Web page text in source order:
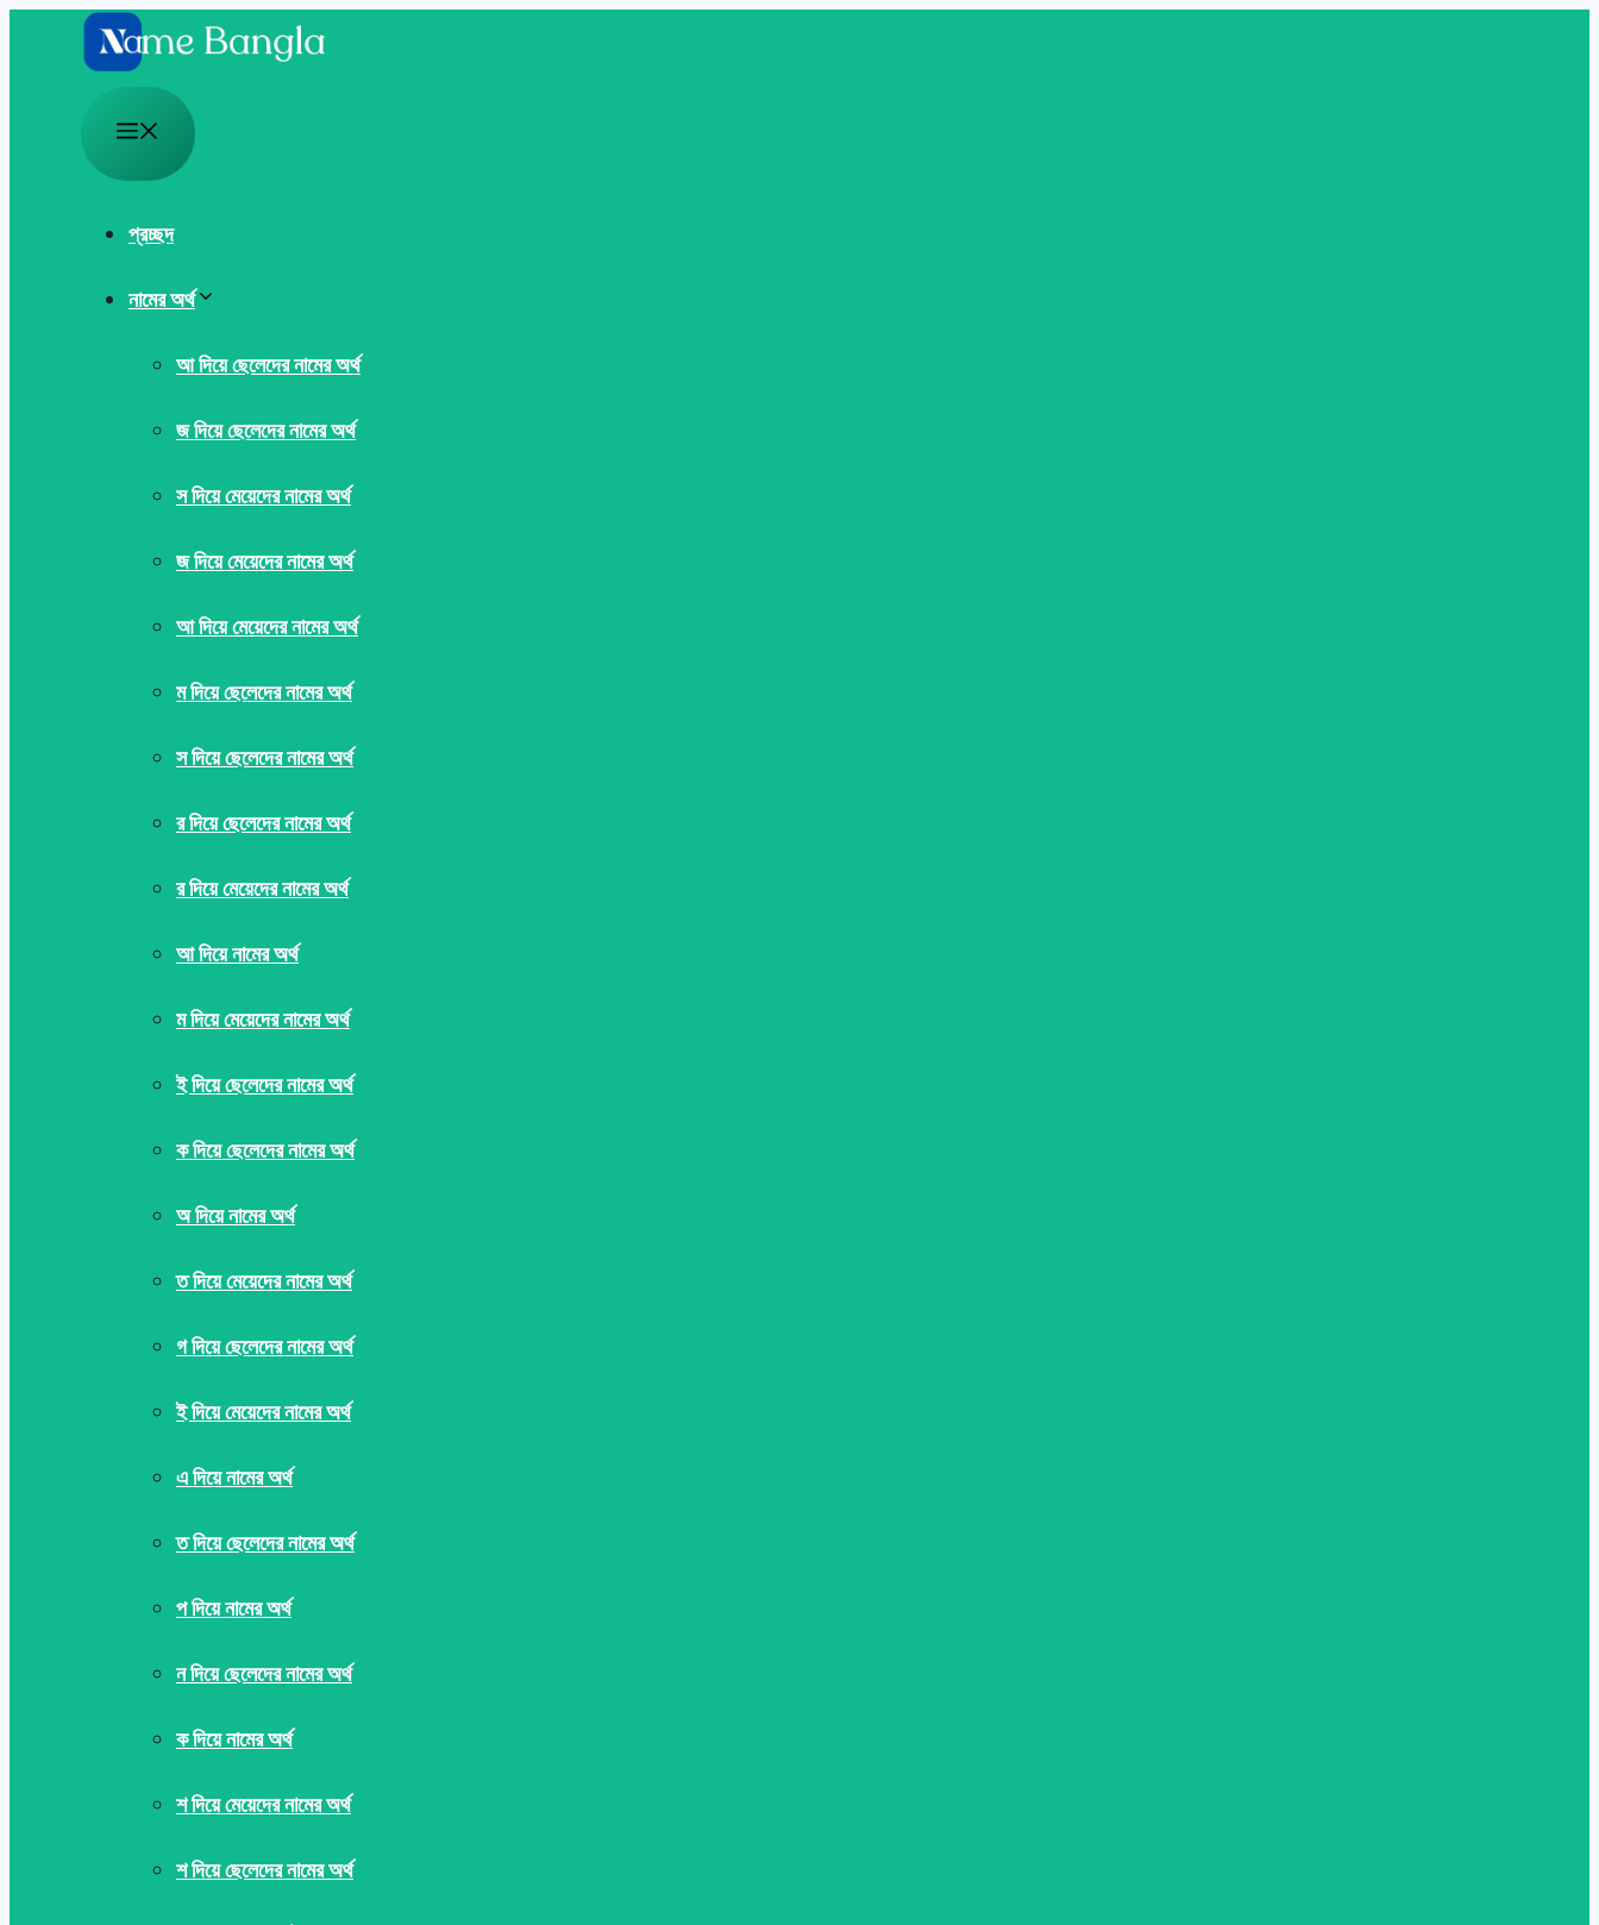
Menu
প্রচ্ছদ
নামের অর্থ
আ দিয়ে ছেলেদের নামের অর্থ
জ দিয়ে ছেলেদের নামের অর্থ
স দিয়ে মেয়েদের নামের অর্থ
জ দিয়ে মেয়েদের নামের অর্থ
আ দিয়ে মেয়েদের নামের অর্থ
ম দিয়ে ছেলেদের নামের অর্থ
স দিয়ে ছেলেদের নামের অর্থ
র দিয়ে ছেলেদের নামের অর্থ
র দিয়ে মেয়েদের নামের অর্থ
আ দিয়ে নামের অর্থ
ম দিয়ে মেয়েদের নামের অর্থ
ই দিয়ে ছেলেদের নামের অর্থ
ক দিয়ে ছেলেদের নামের অর্থ
অ দিয়ে নামের অর্থ
ত দিয়ে মেয়েদের নামের অর্থ
গ দিয়ে ছেলেদের নামের অর্থ
ই দিয়ে মেয়েদের নামের অর্থ
এ দিয়ে নামের অর্থ
ত দিয়ে ছেলেদের নামের অর্থ
প দিয়ে নামের অর্থ
ন দিয়ে ছেলেদের নামের অর্থ
ক দিয়ে নামের অর্থ
শ দিয়ে মেয়েদের নামের অর্থ
শ দিয়ে ছেলেদের নামের অর্থ